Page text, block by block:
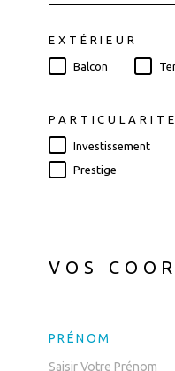
EXTÉRIEUR
Balcon
Investissement
Prestige
VOS
PRÉNOM